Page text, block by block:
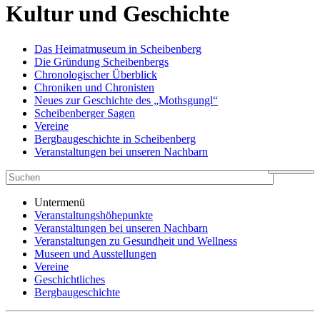
Kultur und Geschichte
Das Heimatmuseum in Scheibenberg
Die Gründung Scheibenbergs
Chronologischer Überblick
Chroniken und Chronisten
Neues zur Geschichte des „Mothsgungl“
Scheibenberger Sagen
Vereine
Bergbaugeschichte in Scheibenberg
Veranstaltungen bei unseren Nachbarn
Untermenü
Veranstaltungshöhepunkte
Veranstaltungen bei unseren Nachbarn
Veranstaltungen zu Gesundheit und Wellness
Museen und Ausstellungen
Vereine
Geschichtliches
Bergbaugeschichte